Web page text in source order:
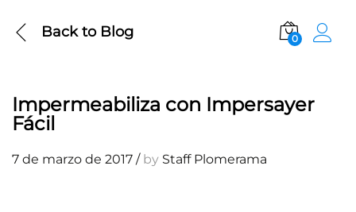
Back toBlog 0
Impermeabiliza con Impersayer
Fácil
7 de marzo de 2017 /by Staff Plomerama